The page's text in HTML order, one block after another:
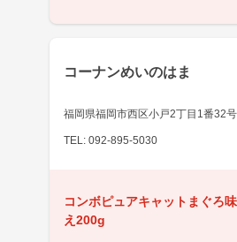
コーナンめいのはま
福岡県福岡市西区小戸2丁目1番32号
TEL: 092-895-5030
コンボピュアキャットまぐろ
え200g